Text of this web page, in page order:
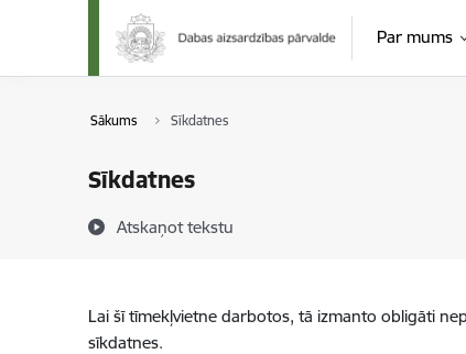
Pāriet uz lapas saturu
Par mums
Sākums Sīkdatnes
Sīkdatnes
Atskaņot tekstu
Lai šī tīmekļvietne darbotos, tā izmanto obligāti
sīkdatnes.